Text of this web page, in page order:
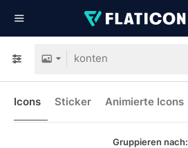
Icons Sticker Animierte Icons
Gruppieren nach: